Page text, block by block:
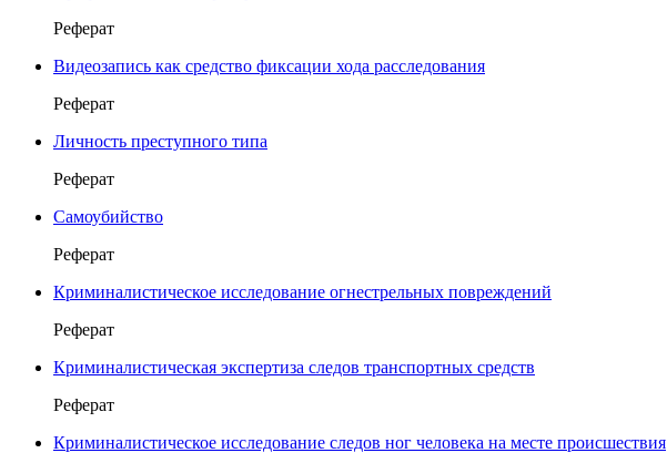
Реферат
Видеозапись как средство фиксации хода расследования
Реферат
Личность преступного типа
Реферат
Самоубийство
Реферат
Криминалистическое исследование огнестрельных повреждений
Реферат
Криминалистическая экспертиза следов транспортных средств
Реферат
Криминалистическое исследование следов ног человека на месте происшествия